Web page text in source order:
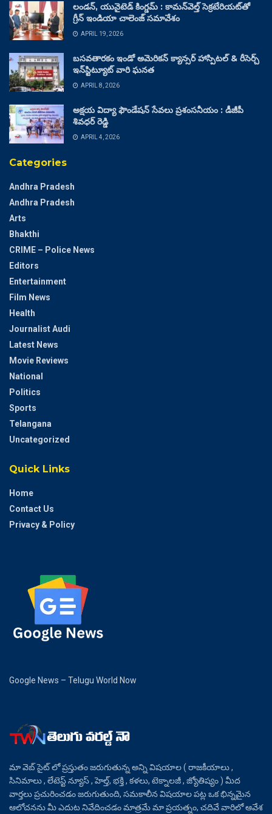
లండన్, యునైటెడ్ కింగ్డమ్ : కామన్‌వెల్త్ సెక్రటేరియట్‌తో
గ్రీన్ ఇండియా చాలెంజ్ సమావేశం
APRIL 19, 2026
బసవతారకం ఇండో అమెరికన్ క్యాన్సర్ హాస్పిటల్ & రీసెర్చ్
ఇన్‌స్టిట్యూట్ వారి ఘనత
APRIL 8, 2026
అక్షయ విద్యా ఫౌండేషన్ సేవలు ప్రశంసనీయం : డీజీపీ
శివధర్ రెడ్డి
APRIL 4, 2026
Categories
Andhra Pradesh
Andhra Pradesh
Arts
Bhakthi
CRIME – Police News
Editors
Entertainment
Film News
Health
Journalist Audi
Latest News
Movie Reviews
National
Politics
Sports
Telangana
Uncategorized
Quick Links
Home
Contact Us
Privacy & Policy
Google News – Telugu World Now
మా వెబ్ సైట్ లో ప్రస్తుతం జరుగుతున్న అన్ని విషయాల ( రాజకీయాలు ,
సినిమాలు , లేటెస్ట్ న్యూస్ , హెల్త్, భక్తి , కళలు, టెక్నాలజీ , జ్యోతిష్యం ) మీద
వార్తలు ప్రచురించడం జరుగుతుంది, సమకాలీన విషయాల పట్ల ఒక భిన్నమైన
ఆలోచనను మీ ఎదుట నివేదించడం మాత్రమే మా ప్రయత్నం, చదివే వారిలో ఆవేశ